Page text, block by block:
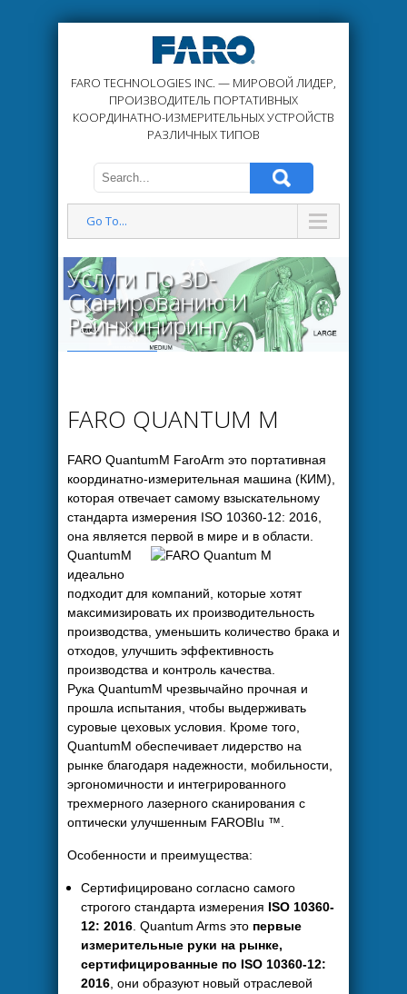
FARO TECHNOLOGIES INC. — МИРОВОЙ ЛИДЕР,
ПРОИЗВОДИТЕЛЬ ПОРТАТИВНЫХ
КООРДИНАТНО-ИЗМЕРИТЕЛЬНЫХ УСТРОЙСТВ
РАЗЛИЧНЫХ ТИПОВ
Go To...
Услуги По 3D-
Сканированию И
Реинжинирингу
FARO QUANTUM M
FARO QuantumM FaroArm это портативная
координатно-измерительная машина (КИМ),
которая отвечает самому взыскательному
стандарта измерения ISO 10360-12: 2016,
она является первой в мире и в области.
QuantumM
идеально
подходит для компаний, которые хотят
максимизировать их производительность
производства, уменьшить количество брака и
отходов, улучшить эффективность
производства и контроль качества.
Рука QuantumM чрезвычайно прочная и
прошла испытания, чтобы выдерживать
суровые цеховых условия. Кроме того,
QuantumM обеспечивает лидерство на
рынке благодаря надежности, мобильности,
эргономичности и интегрированного
трехмерного лазерного сканирования с
оптически улучшенным FAROBIu ™.
Особенности и преимущества:
Сертифицировано согласно самого
строгого стандарта измерения ISO 10360-
12: 2016 . Quantum Arms это первые
измерительные руки на рынке,
сертифицированные по ISO 10360-12:
2016 , они образуют новый отраслевой